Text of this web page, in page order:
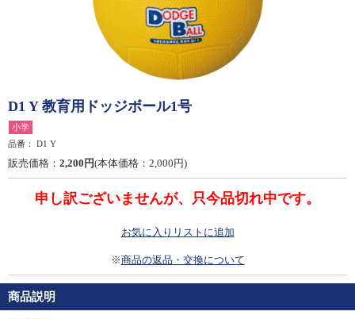
D1 Y 教育用ドッジボール1号
小学
品番：
D1 Y
販売価格： 2,200円(本体価格：2,000円)
申し訳ございませんが、只今品切れ中です。
お気に入りリストに追加
※商品の返品・交換について
商品説明